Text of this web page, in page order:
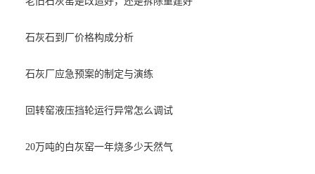
石灰石到厂价格构成分析
石灰厂应急预案的制定与演练
回转窑液压挡轮运行异常怎么调试
20万吨的白灰窑一年烧多少天然气